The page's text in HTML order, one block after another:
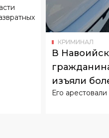
КРИМИНАЛ
В
изъяли
Его